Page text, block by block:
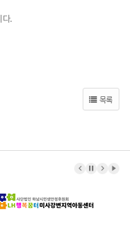
다.
목록
이전 배너
배너 정지
다음 배
배